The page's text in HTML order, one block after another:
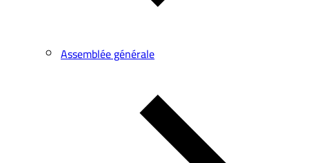
Assemblée générale